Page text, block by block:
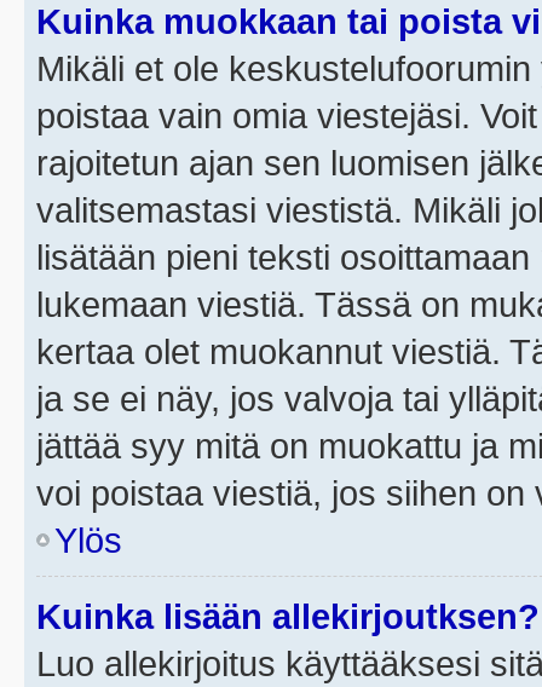
Kuinka muokkaan tai poista
Mikäli et ole
poistaa vain omia viestejäsi.
rajoitetun ajan sen luomisen
valitsemastasi viestistä. Mikäli
lisätään pieni teksti
lukemaan viestiä. Tässä on
kertaa olet muokannut viestiä.
ja se ei näy, jos valvoja tai
jättää syy mitä on muokattu ja
voi poistaa viestiä, jos siihen on
Ylös
Kuinka lisään allekirjoutksen?
Luo allekirjoitus käyttääksesi